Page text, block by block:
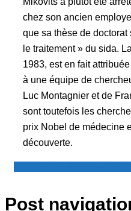
chez son ancien
que sa thèse de
le traitement » du sida.
1983, est en fait
à une équipe de
Luc Montagnier et de
sont toutefois les
prix Nobel de médecine
découverte.
Post